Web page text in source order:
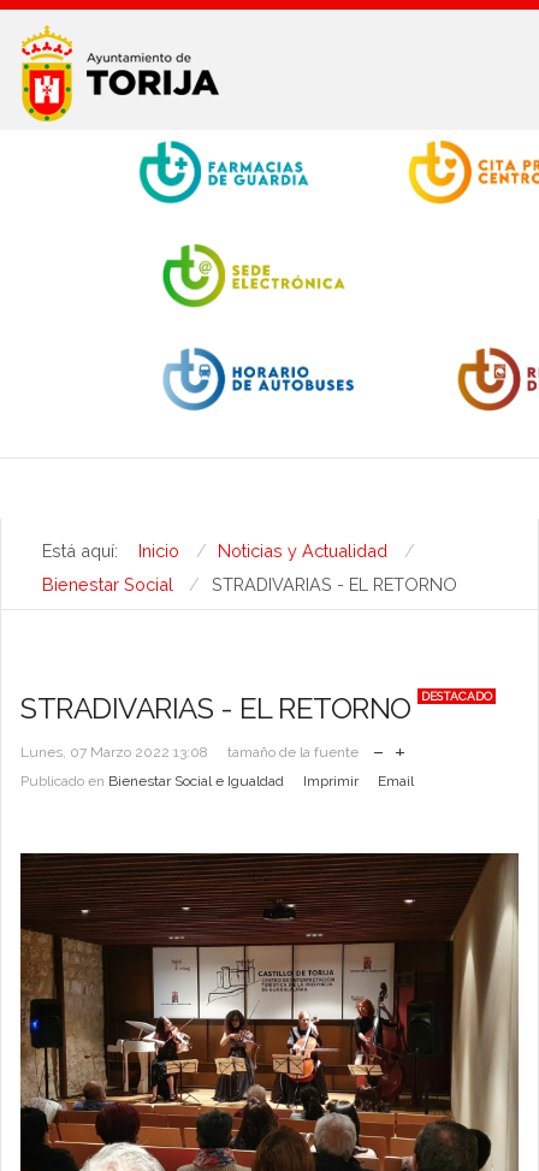
Youtube
Está aquí: Inicio
Noticias y Actualidad
Bienestar Social
STRADIVARIAS - EL RETORNO
STRADIVARIAS - EL RETORNO DESTACADO
Lunes, 07 Marzo 2022 13:08
tamaño de la fuente
Publicado en Bienestar Social e Igualdad Imprimir Email